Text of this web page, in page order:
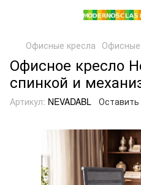
Офисные кресла
Офисное кресло
спинкой и
Артикул: NEVADABL